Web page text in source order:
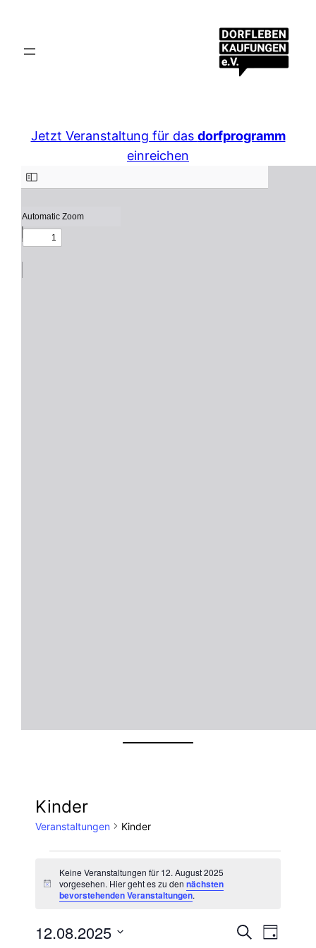
Jetzt Veranstaltung für das dorfprogramm
einreichen
Kinder
Veranstaltungen Kinder
Veranstaltungen
für
Hinweis
Keine Veranstaltungen für 12. August 2025
vorgesehen. Hier geht es zu den nächsten
bevorstehenden Veranstaltungen.
SucheTag
12.08.2025